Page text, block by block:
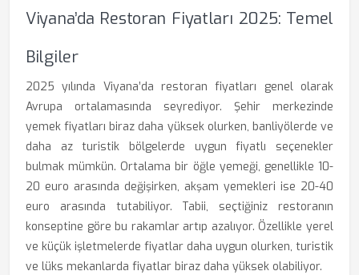
Viyana’da Restoran Fiyatları 2025: Temel
Bilgiler
2025 yılında Viyana’da restoran fiyatları genel olarak
Avrupa ortalamasında seyrediyor. Şehir merkezinde
yemek fiyatları biraz daha yüksek olurken, banliyölerde ve
daha az turistik bölgelerde uygun fiyatlı seçenekler
bulmak mümkün. Ortalama bir öğle yemeği, genellikle 10-
20 euro arasında değişirken, akşam yemekleri ise 20-40
euro arasında tutabiliyor. Tabii, seçtiğiniz restoranın
konseptine göre bu rakamlar artıp azalıyor. Özellikle yerel
ve küçük işletmelerde fiyatlar daha uygun olurken, turistik
ve lüks mekanlarda fiyatlar biraz daha yüksek olabiliyor.